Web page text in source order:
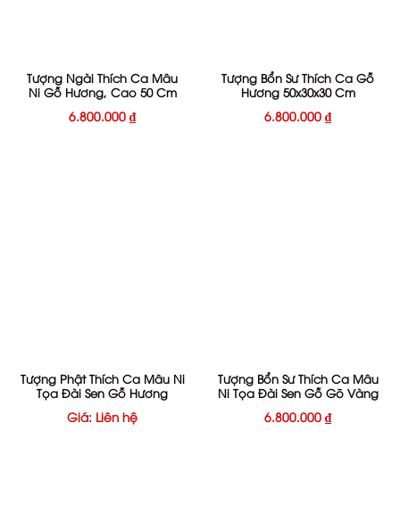
Tượng Ngài Thích Ca Mâu
Ni Gỗ Hương, Cao 50 Cm
6.800.000 ₫
Tượng Bổn Sư Thích Ca Gỗ
Hương 50x30x30 Cm
6.800.000 ₫
Tượng Phật Thích Ca Mâu Ni
Tọa Đài Sen Gỗ Hương
Giá: Liên hệ
Tượng Bổn Sư Thích Ca Mâu
Ni Tọa Đài Sen Gỗ Gõ Vàng
6.800.000 ₫